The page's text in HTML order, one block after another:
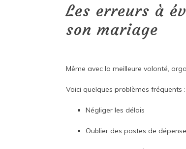
Les erreurs à
son mariage
Même avec la meilleure volonté,
Voici quelques problèmes fréquents :
Négliger les délais
Oublier des postes de